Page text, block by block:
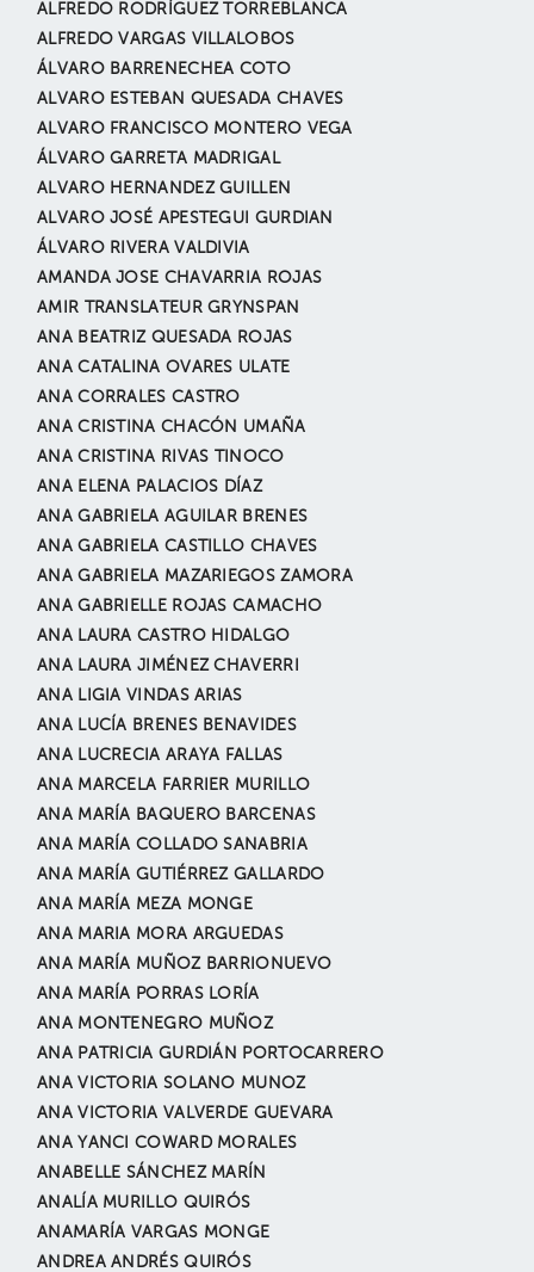
ALFREDO RODRÍGUEZ TORREBLANCA
ALFREDO VARGAS VILLALOBOS
ÁLVARO BARRENECHEA COTO
ALVARO ESTEBAN QUESADA CHAVES
ALVARO FRANCISCO MONTERO VEGA
ÁLVARO GARRETA MADRIGAL
ALVARO HERNANDEZ GUILLEN
ALVARO JOSÉ APESTEGUI GURDIAN
ÁLVARO RIVERA VALDIVIA
AMANDA JOSE CHAVARRIA ROJAS
AMIR TRANSLATEUR GRYNSPAN
ANA BEATRIZ QUESADA ROJAS
ANA CATALINA OVARES ULATE
ANA CORRALES CASTRO
ANA CRISTINA CHACÓN UMAÑA
ANA CRISTINA RIVAS TINOCO
ANA ELENA PALACIOS DÍAZ
ANA GABRIELA AGUILAR BRENES
ANA GABRIELA CASTILLO CHAVES
ANA GABRIELA MAZARIEGOS ZAMORA
ANA GABRIELLE ROJAS CAMACHO
ANA LAURA CASTRO HIDALGO
ANA LAURA JIMÉNEZ CHAVERRI
ANA LIGIA VINDAS ARIAS
ANA LUCÍA BRENES BENAVIDES
ANA LUCRECIA ARAYA FALLAS
ANA MARCELA FARRIER MURILLO
ANA MARÍA BAQUERO BARCENAS
ANA MARÍA COLLADO SANABRIA
ANA MARÍA GUTIÉRREZ GALLARDO
ANA MARÍA MEZA MONGE
ANA MARIA MORA ARGUEDAS
ANA MARÍA MUÑOZ BARRIONUEVO
ANA MARÍA PORRAS LORÍA
ANA MONTENEGRO MUÑOZ
ANA PATRICIA GURDIÁN PORTOCARRERO
ANA VICTORIA SOLANO MUNOZ
ANA VICTORIA VALVERDE GUEVARA
ANA YANCI COWARD MORALES
ANABELLE SÁNCHEZ MARÍN
ANALÍA MURILLO QUIRÓS
ANAMARÍA VARGAS MONGE
ANDREA ANDRÉS QUIRÓS